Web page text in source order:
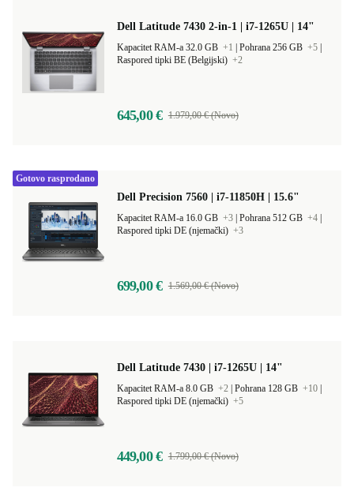
Dell Latitude 7430 2-in-1 | i7-1265U | 14"
Kapacitet RAM-a 32.0 GB +1 Pohrana 256 GB +5
Raspored tipki BE (Belgijski) +2
645,00 € 1.979,00 € (Novo)
Dell Precision 7560 | i7-11850H | 15.6"
Kapacitet RAM-a 16.0 GB +3 Pohrana 512 GB +4
Raspored tipki DE (njemački) +3
699,00 € 1.569,00 € (Novo)
Gotovo rasprodano
Dell Latitude 7430 | i7-1265U | 14"
Kapacitet RAM-a 8.0 GB +2 Pohrana 128 GB +10
Raspored tipki DE (njemački) +5
449,00 € 1.799,00 € (Novo)